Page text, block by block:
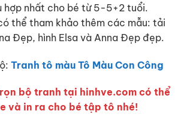
hợp nhất cho bé từ 5-5+2 tuổi.
thể tham khảo thêm các mẫu: tải
Đẹp, hình Elsa và Anna Đẹp đẹp.
Tranh tô màu Tô Màu Con Công
bộ tranh tại hinhve.com có thể
và in ra cho bé tập tô nhé!